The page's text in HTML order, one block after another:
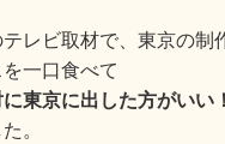
レビ取材で、東京の制
一口食べて
に東京に出した方がいい
。